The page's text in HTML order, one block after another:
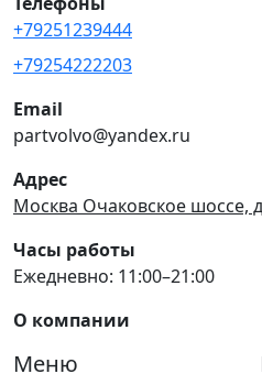
+79251239444
+79254222203
Email
partvolvo@yandex.ru
Адрес
Москва Очаковское шоссе,
Часы работы
Ежедневно: 11:00–21:00
О компании
Меню